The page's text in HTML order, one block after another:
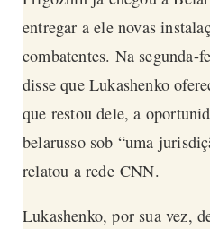
entregar a ele novas
combatentes. Na segunda-
disse que Lukashenko
que restou dele, a
belarusso sob “uma
relatou a rede CNN.
Lukashenko, por sua vez,